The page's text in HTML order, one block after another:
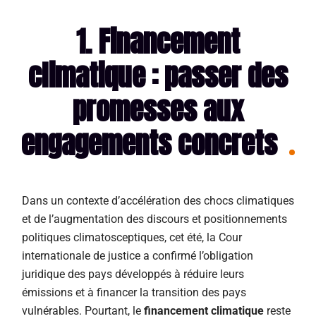
1. Financement
climatique : passer des
promesses aux
engagements concrets
Dans un contexte d’accélération des chocs climatiques
et de l’augmentation des discours et positionnements
politiques climatosceptiques, cet été, la Cour
internationale de justice a confirmé l’obligation
juridique des pays développés à réduire leurs
émissions et à financer la transition des pays
vulnérables. Pourtant, le financement climatique reste